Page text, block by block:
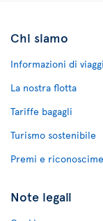
Chi siamo
Informazioni di
La nostra flotta
Tariffe bagagli
Turismo sostenibile
Premi e
Note legali